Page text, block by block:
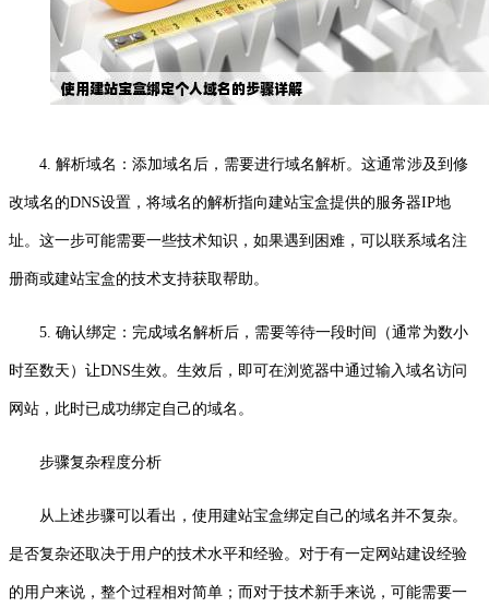
4. 解析域名：添加域名后，需要进行域名解析。这通常涉及到修
改域名的DNS设置，将域名的解析指向建站宝盒提供的服务器IP地
址。这一步可能需要一些技术知识，如果遇到困难，可以联系域名注
册商或建站宝盒的技术支持获取帮助。
5. 确认绑定：完成域名解析后，需要等待一段时间（通常为数小
时至数天）让DNS生效。生效后，即可在浏览器中通过输入域名访问
网站，此时已成功绑定自己的域名。
步骤复杂程度分析
从上述步骤可以看出，使用建站宝盒绑定自己的域名并不复杂。
是否复杂还取决于用户的技术水平和经验。对于有一定网站建设经验
的用户来说，整个过程相对简单；而对于技术新手来说，可能需要一